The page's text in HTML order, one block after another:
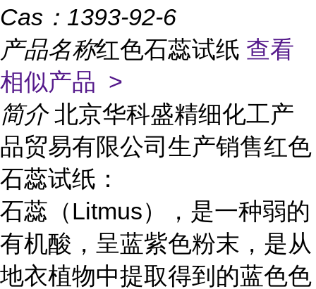
Cas： 1393-92-6
产品名称红色石蕊试纸 查看
相似产品 >
简介 北京华科盛精细化工产
品贸易有限公司生产销售红色
石蕊试纸：
石蕊（Litmus），是一种弱的
有机酸，呈蓝紫色粉末，是从
地衣植物中提取得到的蓝色色